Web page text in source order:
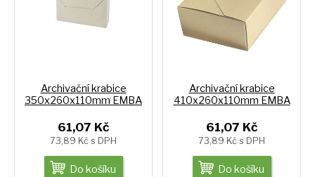
Archivační krabice
350x260x110mm EMBA
61,07 Kč
73,89 Kč s DPH
Do košíku
Archivační krabice
410x260x110mm EMBA
61,07 Kč
73,89 Kč s DPH
Do košíku